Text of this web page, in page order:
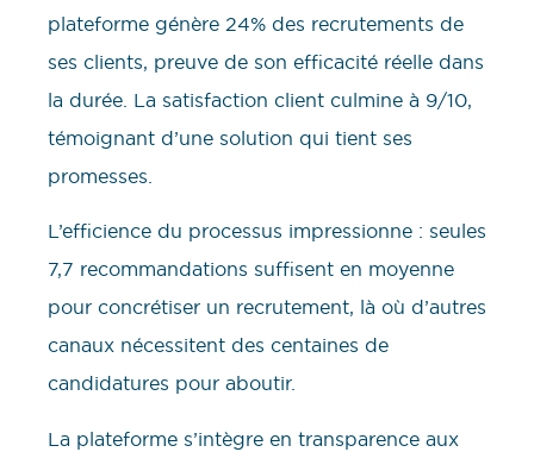
plateforme génère 24% des recrutements de
ses clients, preuve de son efficacité réelle dans
la durée. La satisfaction client culmine à 9/10,
témoignant d’une solution qui tient ses
promesses.
L’efficience du processus impressionne : seules
7,7 recommandations suffisent en moyenne
pour concrétiser un recrutement, là où d’autres
canaux nécessitent des centaines de
candidatures pour aboutir.
La plateforme s’intègre en transparence aux